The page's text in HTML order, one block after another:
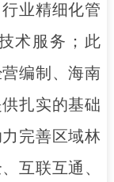
业精细化管
术服务；此
编制、海南
扎实的基础
完善区域林
互联互通、